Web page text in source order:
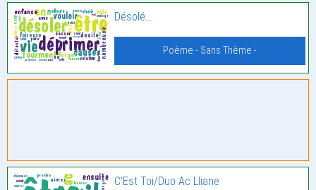
Désolé…
Poème - Sans Thème -
C’Est Toi/Duo Ac Lliane